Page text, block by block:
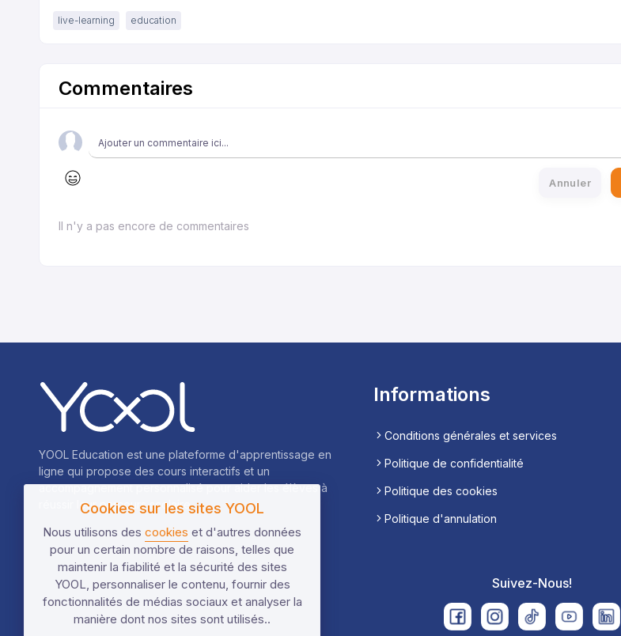
live-learning education
Commentaires
Annuler
Il n'y a pas encore de commentaires
YOOL Education est une plateforme d'apprentissage en
ligne qui propose des cours interactifs et un
accompagnement personnalisé pour aider les élèves à
réussir leur parcours scolaire.
Informations
Conditions générales et services
Politique de confidentialité
Politique des cookies
Politique d'annulation
Suivez-Nous!
Cookies sur les sites YOOL
Nous utilisons des cookies et d'autres données
pour un certain nombre de raisons, telles que
maintenir la fiabilité et la sécurité des sites
YOOL, personnaliser le contenu, fournir des
fonctionnalités de médias sociaux et analyser la
manière dont nos sites sont utilisés..